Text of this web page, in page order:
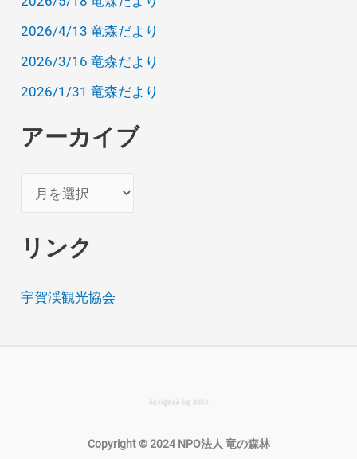
2026/4/13 竜森だより
2026/3/16 竜森だより
2026/1/31 竜森だより
アーカイブ
カ
ブ
リンク
宇賀渓観光協会
Copyright © 2024 NPO法人 竜の森林